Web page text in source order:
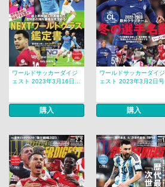
ワールドサッカーダイジ
ェスト 2023年3月16日...
購入
ワールドサッカーダイジ
ェスト 2023年3月2日号
購入